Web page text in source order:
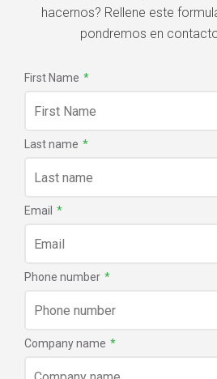
hacernos? Rellene este
pondremos en
First Name *
Last name *
Email *
Phone number *
Company name *